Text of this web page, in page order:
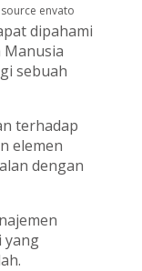
envato
dipahami
Manusia
sebuah
terhadap
elemen
dengan
yang